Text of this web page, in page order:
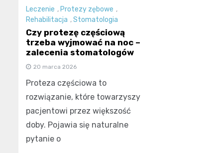
Leczenie , Protezy zębowe ,
Rehabilitacja ,Stomatologia
Czy protezę częściową
trzeba wyjmować na noc –
zalecenia stomatologów
20 marca 2026
Proteza częściowa to
rozwiązanie, które towarzyszy
pacjentowi przez większość
doby. Pojawia się naturalne
pytanie o